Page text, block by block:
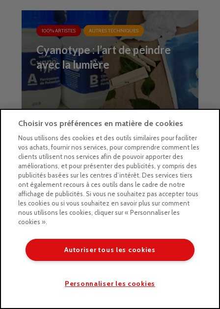
100% ARTISTES AUTRES TECHNIQUES
Cyanotype : l’art de peindre
avec la lumière
100% ARTISTES PINCEAUX
Qu’est-ce qu’un pinceau à
lavis et comment l’utiliser ?
Choisir vos préférences en matière de cookies
Nous utilisons des cookies et des outils similaires pour faciliter
vos achats, fournir nos services, pour comprendre comment les
clients utilisent nos services afin de pouvoir apporter des
améliorations, et pour présenter des publicités, y compris des
publicités basées sur les centres d’intérêt. Des services tiers
ont également recours à ces outils dans le cadre de notre
affichage de publicités. Si vous ne souhaitez pas accepter tous
les cookies ou si vous souhaitez en savoir plus sur comment
nous utilisons les cookies, cliquer sur « Personnaliser les
cookies ».
Autoriser tous les cookies
Personnaliser les cookies